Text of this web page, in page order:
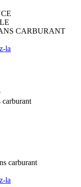
CARBURANT
la
carburant
carburant
la